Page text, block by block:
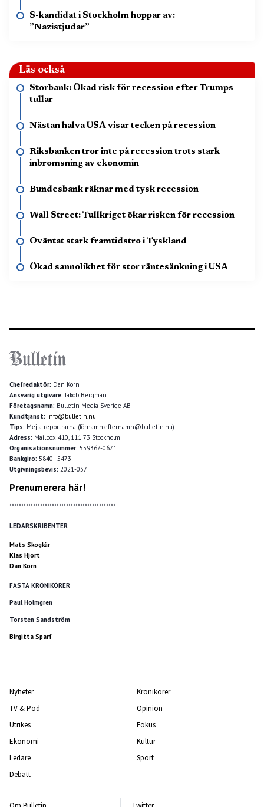
S-kandidat i Stockholm hoppar av:
”Nazistjudar”
Läs också
Storbank: Ökad risk för recession efter Trumps
tullar
Nästan halva USA visar tecken på recession
Riksbanken tror inte på recession trots stark
inbromsning av ekonomin
Bundesbank räknar med tysk recession
Wall Street: Tullkriget ökar risken för recession
Oväntat stark framtidstro i Tyskland
Ökad sannolikhet för stor räntesänkning i USA
Chefredaktör: Dan Korn
Ansvarig utgivare: Jakob Bergman
Företagsnamn: Bulletin Media Sverige AB
Kundtjänst: info@bulletin.nu
Tips: Mejla reportrarna (förnamn.efternamn@bulletin.nu)
Adress: Mailbox 410, 111 73 Stockholm
Organisationsnummer: 559367-0671
Bankgiro: 5840–5473
Utgivningsbevis: 2021-037
Prenumerera här!
*********************************************
LEDARSKRIBENTER
Mats Skogkär
Klas Hjort
Dan Korn
FASTA KRÖNIKÖRER
Paul Holmgren
Torsten Sandström
Birgitta Sparf
Nyheter
TV & Pod
Utrikes
Ekonomi
Ledare
Debatt
Krönikörer
Opinion
Fokus
Kultur
Sport